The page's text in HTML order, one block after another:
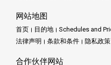
网站地图
首页 目的地 Schedules and
法律声明
条款和条件 隐私政策
合作伙伴网站